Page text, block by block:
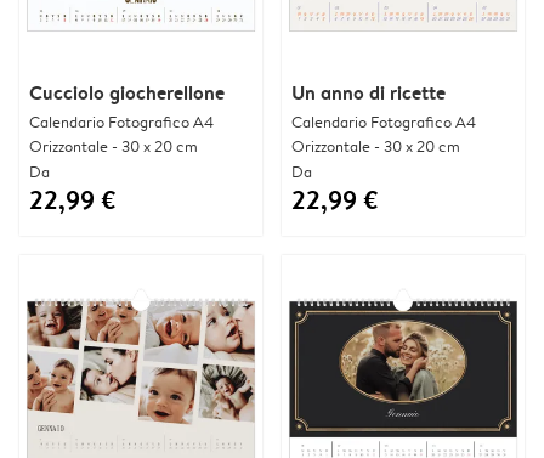
Cucciolo giocherellone
Calendario Fotografico A4
Orizzontale - 30 x 20 cm
Da
22,99 €
Un anno di ricette
Calendario Fotografico A4
Orizzontale - 30 x 20 cm
Da
22,99 €